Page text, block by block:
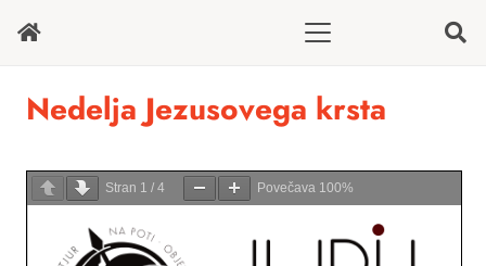
Nedelja Jezusovega krsta
Stran 1 / 4 Povečava 100%